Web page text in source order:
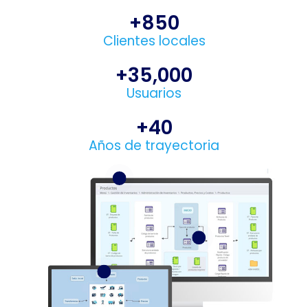
Clientes locales
+850
Usuarios
+35,000
Años de trayectoria
+40